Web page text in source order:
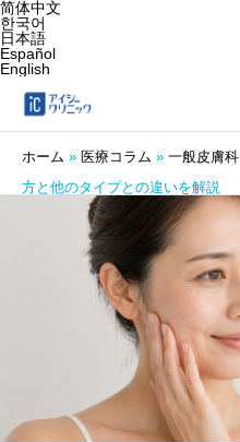
简体中文
한국어
日本語
Español
English
ホーム » 医療コラム » 一般皮膚科
方と他のタイプとの違いを解説